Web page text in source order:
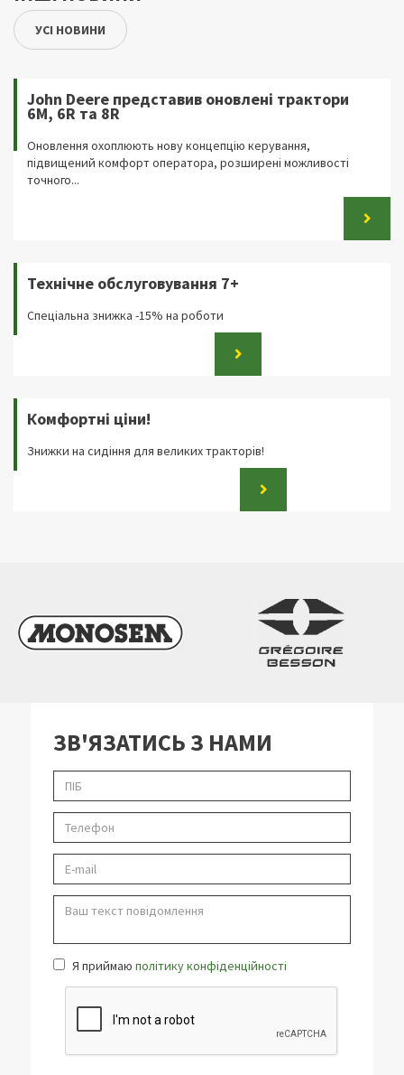
УСІ НОВИНИ
John Deere представив оновлені трактори
6M, 6R та 8R
Оновлення охоплюють нову концепцію керування,
підвищений комфорт оператора, розширені можливості
точного...
Технічне обслуговування 7+
Спеціальна знижка -15% на роботи
Комфортні ціни!
Знижки на сидіння для великих тракторів!
ЗВ'ЯЗАТИСЬ З НАМИ
Я приймаю політику конфіденційності